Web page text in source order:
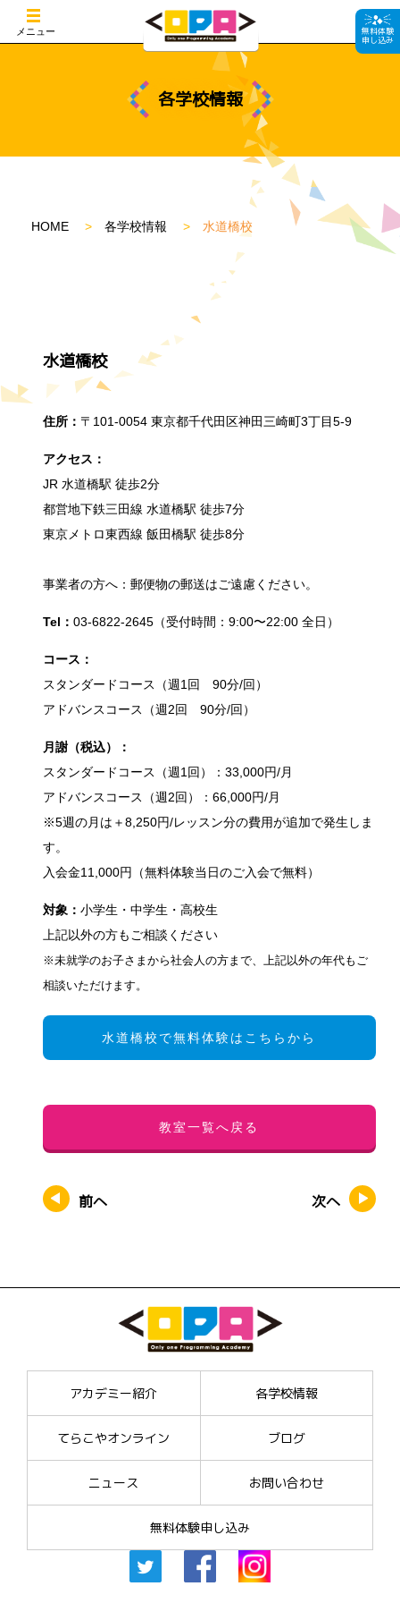
メニュー 無料体験
申し込み
各学校情報
HOME 各学校情報 水道橋校
水道橋校
住所： 〒101-0054 東京都千代田区神田三崎町3丁目5-9
アクセス：
JR 水道橋駅 徒歩2分
都営地下鉄三田線 水道橋駅 徒歩7分
東京メトロ東西線 飯田橋駅 徒歩8分
事業者の方へ：郵便物の郵送はご遠慮ください。
Tel： 03-6822-2645（受付時間：9:00〜22:00 全日）
コース：
スタンダードコース（週1回 90分/回）
アドバンスコース（週2回 90分/回）
月謝（税込）：
スタンダードコース（週1回）：33,000円/月
アドバンスコース（週2回）：66,000円/月
※5週の月は＋8,250円/レッスン分の費用が追加で発生しま
す。
入会金11,000円（無料体験当日のご入会で無料）
対象： 小学生・中学生・高校生
上記以外の方もご相談ください
※未就学のお子さまから社会人の方まで、上記以外の年代もご
相談いただけます。
水道橋校で無料体験はこちらから
教室一覧へ戻る
前へ 次へ
アカデミー紹介 各学校情報
てらこやオンライン ブログ
ニュース お問い合わせ
無料体験申し込み